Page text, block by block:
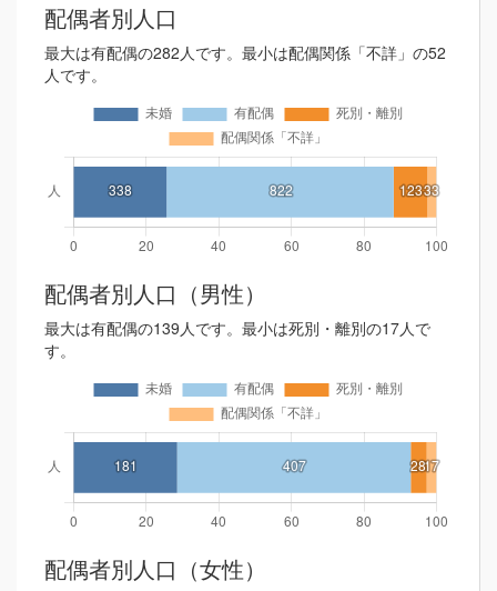
配偶者別人口
最大は有配偶の282人です。最小は配偶関係「不詳」の52
人です。
配偶者別人口（男性）
最大は有配偶の139人です。最小は死別・離別の17人で
す。
配偶者別人口（女性）